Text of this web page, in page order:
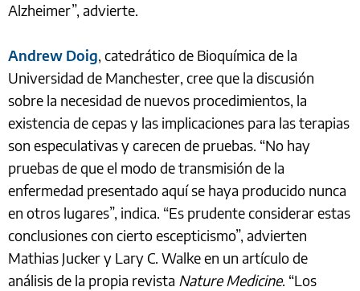
Alzheimer”, advierte.
Andrew Doig, catedrático de Bioquímica de la
Universidad de Manchester, cree que la discusión
sobre la necesidad de nuevos procedimientos, la
existencia de cepas y las implicaciones para las terapias
son especulativas y carecen de pruebas. “No hay
pruebas de que el modo de transmisión de la
enfermedad presentado aquí se haya producido nunca
en otros lugares”, indica. “Es prudente considerar estas
conclusiones con cierto escepticismo”, advierten
Mathias Jucker y Lary C. Walke en un artículo de
análisis de la propia revista Nature Medicine. “Los